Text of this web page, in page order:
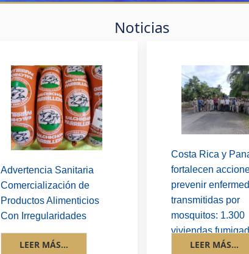
Noticias
Advertencia Sanitaria
Comercialización de
Productos Alimenticios
Con Irregularidades
LEER MÁS...
Costa Rica y
fortalecen
prevenir
transmitidas por
mosquitos: 1.300
viviendas
la zona fronteriza
LEER MÁS...